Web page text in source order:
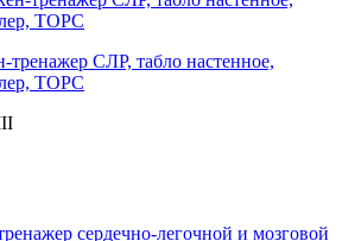
СЛР, табло настенное,
ТОРС